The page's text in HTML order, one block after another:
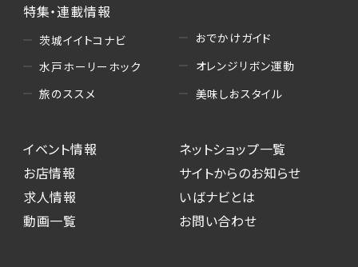
特集・連載情報
茨城イイトコナビ
水戸ホーリーホック
旅のススメ
おでかけガイド
オレンジリボン運動
美味しおスタイル
イベント情報
お店情報
求人情報
動画一覧
ネットショップ一覧
サイトからのお知らせ
いばナビとは
お問い合わせ